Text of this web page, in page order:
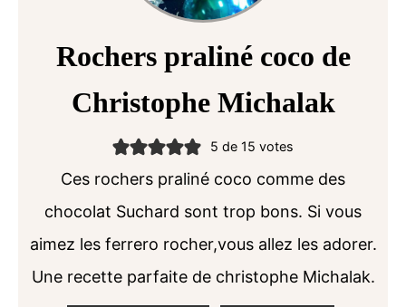
Rochers praliné coco de
Christophe Michalak
5 de15 votes
Ces rochers praliné coco comme des
chocolat Suchard sont trop bons. Si vous
aimez les ferrero rocher,vous allez les adorer.
Une recette parfaite de christophe Michalak.